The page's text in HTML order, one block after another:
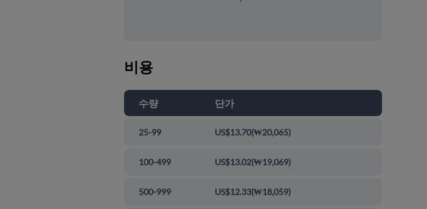
비용
수량 단가
25-99 US$13.70(₩20,065)
100-499 US$13.02(₩19,069)
500-999 US$12.33(₩18,059)